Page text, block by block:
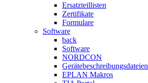
Ersatzteillisten
Zertifikate
Formulare
Software
back
Software
NORDCON
Gerätebeschreibungsdateien
EPLAN Makros